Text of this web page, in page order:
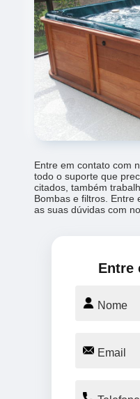
Entre em contato com
todo o suporte que
citados, também
Bombas e filtros. Entre
as suas dúvidas com
Entre